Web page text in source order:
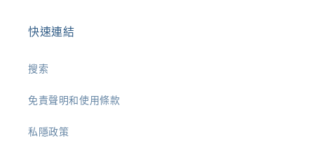
快速連結
搜索
免責聲明和使用條款
私隱政策